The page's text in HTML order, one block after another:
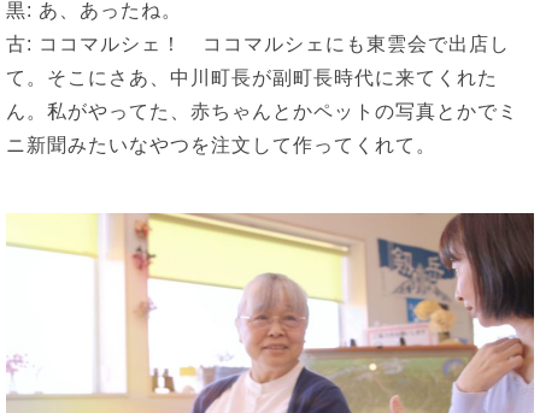
黒: あ、あったね。
古: ココマルシェ！ ココマルシェにも東雲会で出店し
て。そこにさあ、中川町長が副町長時代に来てくれた
ん。私がやってた、赤ちゃんとかペットの写真とかでミ
ニ新聞みたいなやつを注文して作ってくれて。